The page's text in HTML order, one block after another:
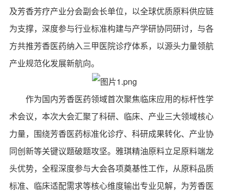
及芳香芳疗产业分会副会长单位，以全球优质原料供应链
为支撑，深度参与行业标准构建与产学研协同研讨，与各
方共推芳香医药纳入三甲医院诊疗体系，以源头力量领航
产业规范化发展新航向。
作为国内芳香医药领域首次聚焦临床应用的标杆性学
术会议，本次大会汇聚了科研、临床、产业三大领域核心
力量，围绕芳香医药标准化诊疗、科研成果转化、产业协
同创新等关键议题破题攻坚。雅琪精油原料立足原料端龙
头优势，全程深度参与大会各项奠基性工作，从原料品质
标准、临床适配需求等核心维度输出专业见解，为芳香医